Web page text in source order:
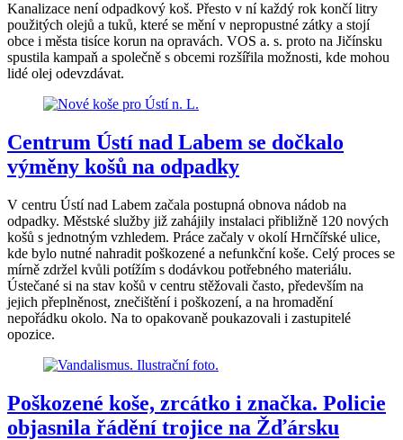
Kanalizace není odpadkový koš. Přesto v ní každý rok končí litry
použitých olejů a tuků, které se mění v nepropustné zátky a stojí
obce i města tisíce korun na opravách. VOS a. s. proto na Jičínsku
spustila kampaň a společně s obcemi rozšířila možnosti, kde mohou
lidé olej odevzdávat.
Centrum Ústí nad Labem se dočkalo
výměny košů na odpadky
V centru Ústí nad Labem začala postupná obnova nádob na
odpadky. Městské služby již zahájily instalaci přibližně 120 nových
košů s jednotným vzhledem. Práce začaly v okolí Hrnčířské ulice,
kde bylo nutné nahradit poškozené a nefunkční koše. Celý proces se
mírně zdržel kvůli potížím s dodávkou potřebného materiálu.
Ústečané si na stav košů v centru stěžovali často, především na
jejich přeplněnost, znečištění i poškození, a na hromadění
nepořádku okolo. Na to opakovaně poukazovali i zastupitelé
opozice.
Poškozené koše, zrcátko i značka. Policie
objasnila řádění trojice na Žďársku